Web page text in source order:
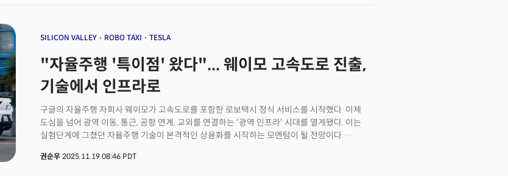
SILICON VALLEY ROBO TAXI TESLA
"자율주행 '특이점' 왔다"... 웨이모 고속도로 진출,
기술에서 인프라로
구글의 자율주행 자회사 웨이모가 고속도로를 포함한 로보택시 정식 서비스를 시작했다. 이제
도심을 넘어 광역 이동, 통근, 공항 연계, 교외를 연결하는 '광역 인프라' 시대를 열게됐다. 이는
실험단계에 그쳤던 자율주행 기술이 본격적인 상용화를 시작하는 모멘텀이 될 전망이다.
이용하는 로보택시 서비스를 개시한다고 밝혔다. 이번 서비스 확대로 이동시간을 최대 50%까지
권순우2025.11.19 08:46 PDT